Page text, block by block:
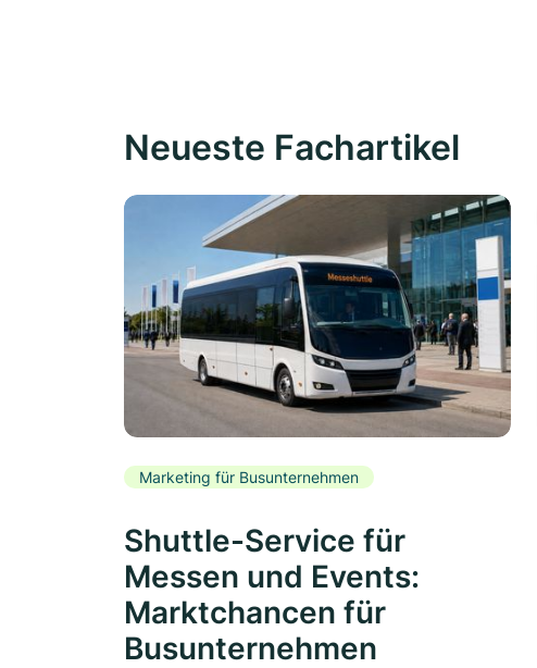
Neueste Fachartikel
Marketing für Busunternehmen
Shuttle-Service für
Messen und Events:
Marktchancen für
Busunternehmen